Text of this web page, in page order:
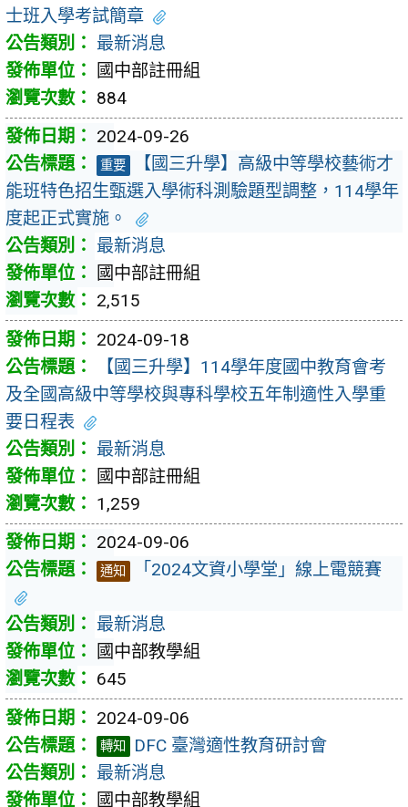
士班入學考試簡章
最新消息
國中部註冊組
884
2024-09-26
重要
【國三升學】高級中等學校藝術才
能班特色招生甄選入學術科測驗題型調整，114學年
度起正式實施。
最新消息
國中部註冊組
2,515
2024-09-18
【國三升學】114學年度國中教育會考
及全國高級中等學校與專科學校五年制適性入學重
要日程表
最新消息
國中部註冊組
1,259
2024-09-06
通知 「2024文資小學堂」線上電競賽
最新消息
國中部教學組
645
2024-09-06
轉知
DFC 臺灣適性教育研討會
最新消息
國中部教學組